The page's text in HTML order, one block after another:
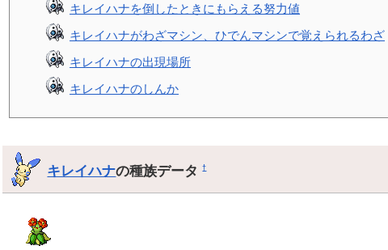
キレイハナを倒したときにもらえる努力値
キレイハナがわざマシン、ひでんマシンで覚えられるわざ
キレイハナの出現場所
キレイハナのしんか
キレイハナの種族データ†